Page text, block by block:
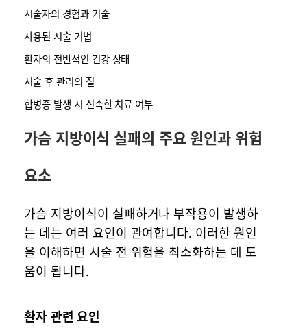
시술자의 경험과 기술
사용된 시술 기법
환자의 전반적인 건강 상태
시술 후 관리의 질
합병증 발생 시 신속한 치료 여부
가슴 지방이식 실패의 주요 원인과 위험
요소
가슴 지방이식이 실패하거나 부작용이 발생하
는 데는 여러 요인이 관여합니다. 이러한 원인
을 이해하면 시술 전 위험을 최소화하는 데 도
움이 됩니다.
환자 관련 요인